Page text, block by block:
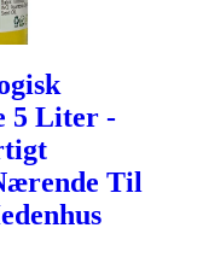
5 Liter -
Til